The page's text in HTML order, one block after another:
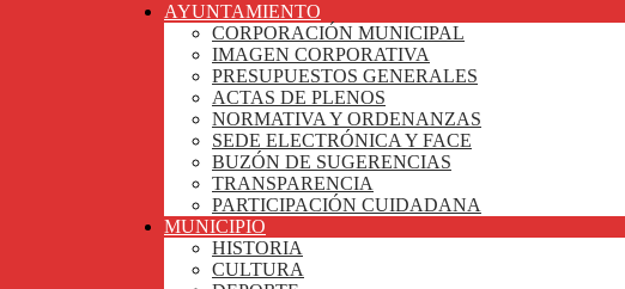
AYUNTAMIENTO
CORPORACIÓN MUNICIPAL
IMAGEN CORPORATIVA
PRESUPUESTOS GENERALES
ACTAS DE PLENOS
NORMATIVA Y ORDENANZAS
SEDE ELECTRÓNICA Y FACE
BUZÓN DE SUGERENCIAS
TRANSPARENCIA
PARTICIPACIÓN CUIDADANA
MUNICIPIO
HISTORIA
CULTURA